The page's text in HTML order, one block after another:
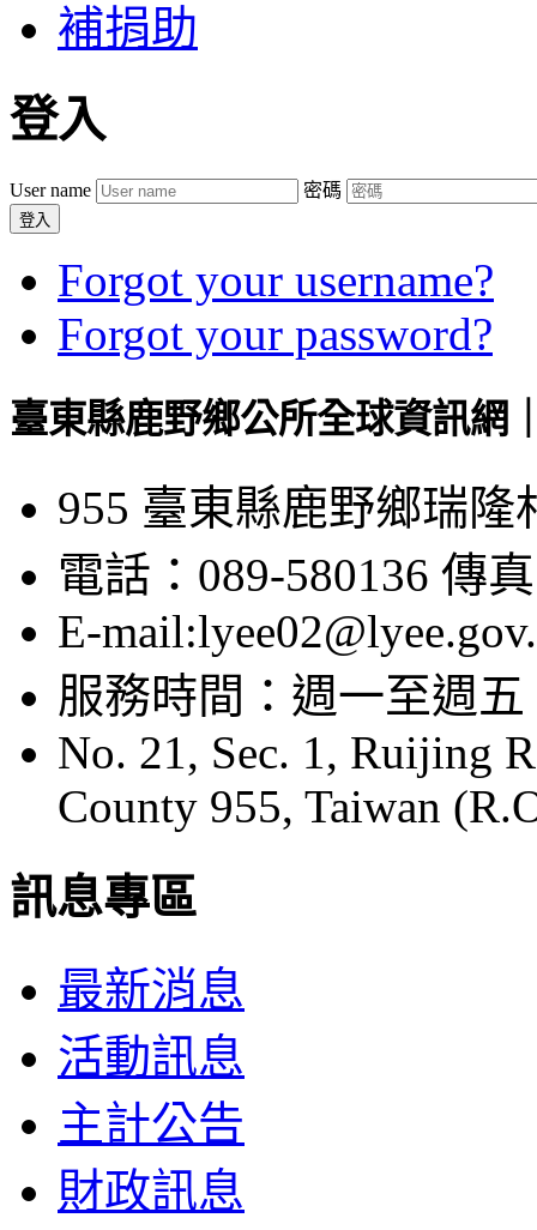
補捐助
登入
User name 密碼
登入
Forgot your username?
Forgot your password?
臺東縣鹿野鄉公所全球資訊網
955 臺東縣鹿野鄉瑞隆
電話：089-580136 傳
E-
服務時間：週一至週五
No. 21, Sec. 1, Ruijing
County 955, Taiwan
訊息專區
最新消息
活動訊息
主計公告
財政訊息